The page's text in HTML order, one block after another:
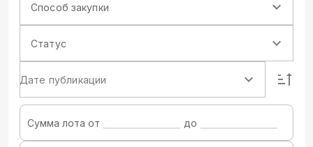
Способ закупки
Статус
Дате публикации
Сумма лота от до